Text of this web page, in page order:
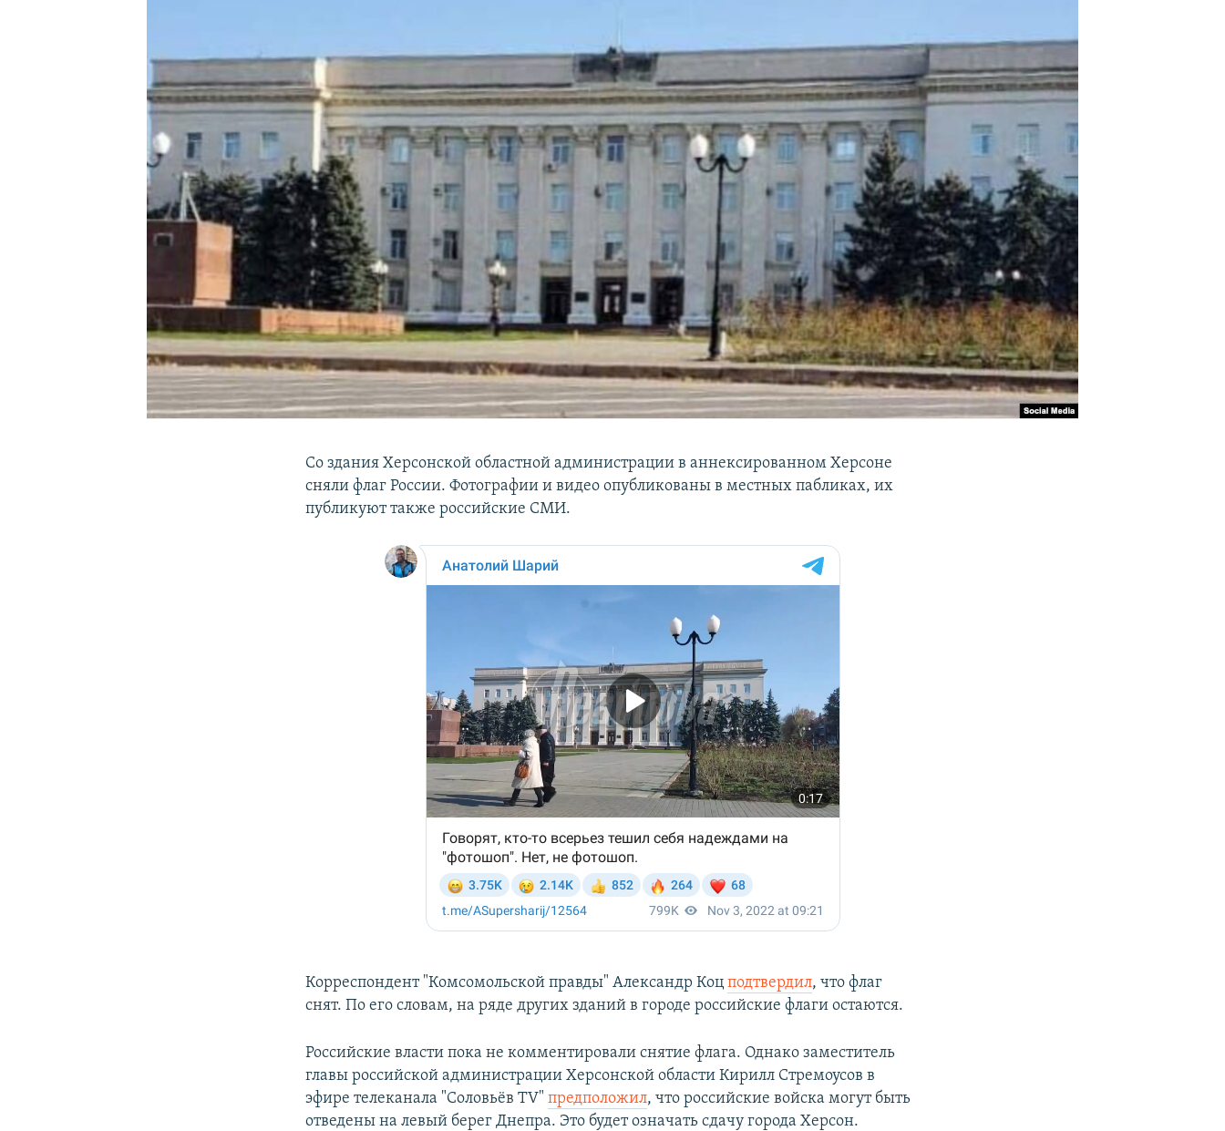
Со здания Херсонской областной администрации в аннексированном Херсоне
сняли флаг России. Фотографии и видео опубликованы в местных пабликах, их
публикуют также российские СМИ.
Корреспондент "Комсомольской правды" Александр Коцподтвердил, что флаг
снят. По его словам, на ряде других зданий в городе российские флаги остаются.
Российские власти пока не комментировали снятие флага. Однако заместитель
главы российской администрации Херсонской области Кирилл Стремоусов в
эфире телеканала "Соловьёв TV"предположил, что российские войска могут быть
отведены на левый берег Днепра. Это будет означать сдачу города Херсон.